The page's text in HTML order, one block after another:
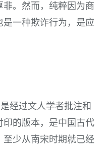
。然而，纯粹因为商
一种欺诈行为，是应
经过文人学者批注和
的版本，是中国古代
少从南宋时期就已经